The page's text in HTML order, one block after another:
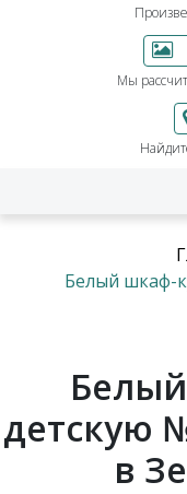
Мы
Белый шкаф-
детскую
в